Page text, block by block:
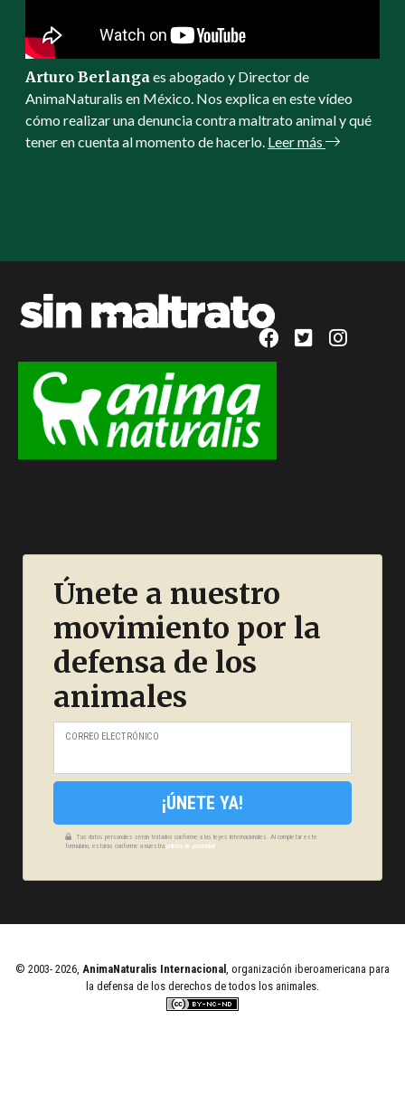
Arturo Berlanga es abogado y Director de
AnimaNaturalis en México. Nos explica en este vídeo
cómo realizar una denuncia contra maltrato animal y qué
tener en cuenta al momento de hacerlo. Leer más
Únete a nuestro
movimiento por la
defensa de los
animales
CORREO ELECTRÓNICO
¡ÚNETE YA!
Tus datos personales serán tratados conforme a las leyes internacionales. Al completar este
formulario, estarás conforme a nuestrapolítica de privacidad
© 2003- 2026, AnimaNaturalis Internacional , organización iberoamericana para
la defensa de los derechos de todos los animales.